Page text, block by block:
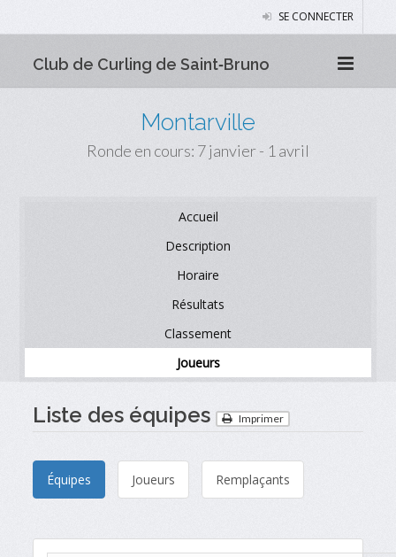
SE CONNECTER
Club de Curling de Saint‑Bruno
Montarville
Ronde en cours: 7 janvier - 1 avril
Accueil
Description
Horaire
Résultats
Classement
Joueurs
Liste des équipes Imprimer
Équipes Joueurs Remplaçants